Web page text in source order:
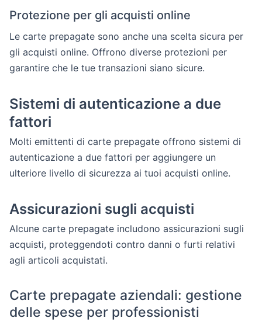
Protezione per gli acquisti online
Le carte prepagate sono anche una scelta sicura per
gli acquisti online. Offrono diverse protezioni per
garantire che le tue transazioni siano sicure.
Sistemi di autenticazione a due
fattori
Molti emittenti di carte prepagate offrono sistemi di
autenticazione a due fattori per aggiungere un
ulteriore livello di sicurezza ai tuoi acquisti online.
Assicurazioni sugli acquisti
Alcune carte prepagate includono assicurazioni sugli
acquisti, proteggendoti contro danni o furti relativi
agli articoli acquistati.
Carte prepagate aziendali: gestione
delle spese per professionisti